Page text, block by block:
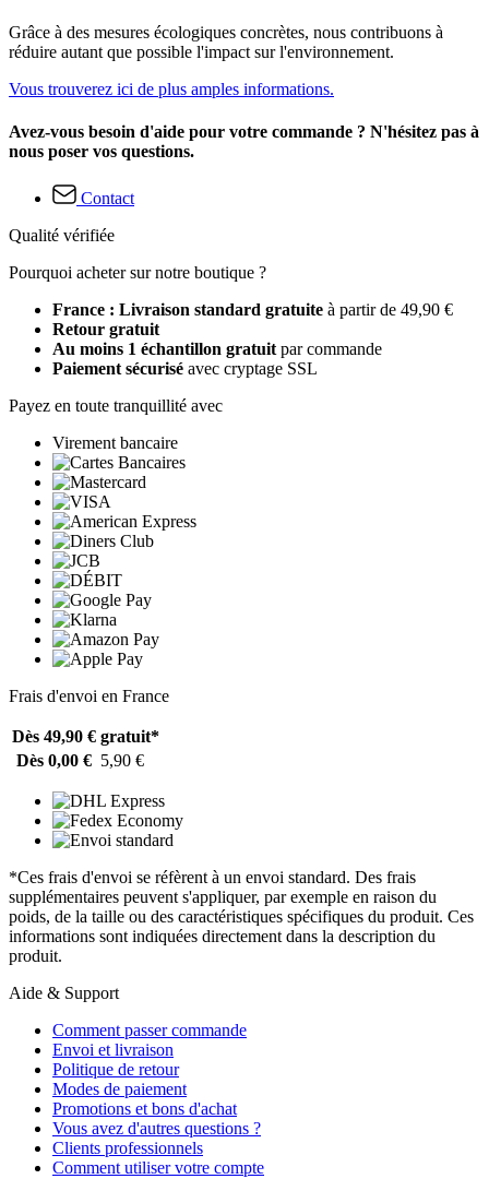
Grâce à des mesures écologiques concrètes, nous contribuons à
réduire autant que possible l'impact sur l'environnement.
Vous trouverez ici de plus amples informations.
Avez-vous besoin d'aide pour votre commande ? N'hésitez pas à
nous poser vos questions.
Contact
Qualité vérifiée
Pourquoi acheter sur notre boutique ?
France : Livraison standard gratuite à partir de 49,90 €
Retour gratuit
Au moins 1 échantillon gratuit par commande
Paiement sécurisé avec cryptage SSL
Payez en toute tranquillité avec
Virement bancaire
Frais d'envoi en France
Dès 49,90 € gratuit*
Dès 0,00 € 5,90 €
*Ces frais d'envoi se réfèrent à un envoi standard. Des frais
supplémentaires peuvent s'appliquer, par exemple en raison du
poids, de la taille ou des caractéristiques spécifiques du produit. Ces
informations sont indiquées directement dans la description du
produit.
Aide & Support
Comment passer commande
Envoi et livraison
Politique de retour
Modes de paiement
Promotions et bons d'achat
Vous avez d'autres questions ?
Clients professionnels
Comment utiliser votre compte